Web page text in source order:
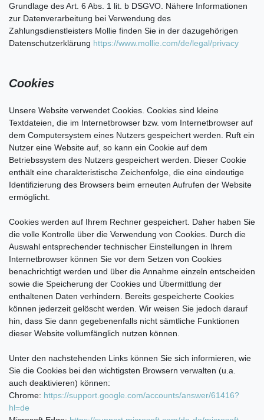
Grundlage des Art. 6 Abs. 1 lit. b DSGVO. Nähere Informationen
zur Datenverarbeitung bei Verwendung des
Zahlungsdienstleisters Mollie finden Sie in der dazugehörigen
Datenschutzerklärung https://www.mollie.com/de/legal/privacy
Cookies
Unsere Website verwendet Cookies. Cookies sind kleine
Textdateien, die im Internetbrowser bzw. vom Internetbrowser auf
dem Computersystem eines Nutzers gespeichert werden. Ruft ein
Nutzer eine Website auf, so kann ein Cookie auf dem
Betriebssystem des Nutzers gespeichert werden. Dieser Cookie
enthält eine charakteristische Zeichenfolge, die eine eindeutige
Identifizierung des Browsers beim erneuten Aufrufen der Website
ermöglicht.
Cookies werden auf Ihrem Rechner gespeichert. Daher haben Sie
die volle Kontrolle über die Verwendung von Cookies. Durch die
Auswahl entsprechender technischer Einstellungen in Ihrem
Internetbrowser können Sie vor dem Setzen von Cookies
benachrichtigt werden und über die Annahme einzeln entscheiden
sowie die Speicherung der Cookies und Übermittlung der
enthaltenen Daten verhindern. Bereits gespeicherte Cookies
können jederzeit gelöscht werden. Wir weisen Sie jedoch darauf
hin, dass Sie dann gegebenenfalls nicht sämtliche Funktionen
dieser Website vollumfänglich nutzen können.
Unter den nachstehenden Links können Sie sich informieren, wie
Sie die Cookies bei den wichtigsten Browsern verwalten (u.a.
auch deaktivieren) können:
Chrome: https://support.google.com/accounts/answer/61416?
hl=de